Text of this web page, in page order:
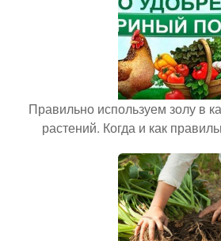
Правильно используем золу в
растений. Когда и как